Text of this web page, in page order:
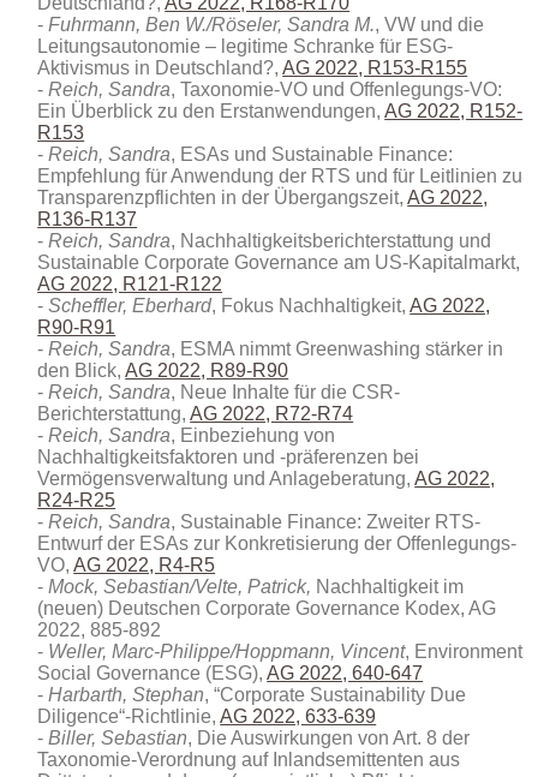
Fuhrmann, Ben W./Röseler, Sandra M., VW und die
Leitungsautonomie – legitime Schranke für ESG-
Aktivismus in Deutschland?,AG 2022, R153-R155
Reich, Sandra, Taxonomie-VO und Offenlegungs-VO:
Ein Überblick zu den Erstanwendungen,AG 2022, R152-
R153
Reich, Sandra, ESAs und Sustainable Finance:
Empfehlung für Anwendung der RTS und für Leitlinien zu
Transparenzpflichten in der Übergangszeit,AG 2022,
R136-R137
Reich, Sandra, Nachhaltigkeitsberichterstattung und
Sustainable Corporate Governance am US-Kapitalmarkt,
AG 2022, R121-R122
Scheffler, Eberhard, Fokus Nachhaltigkeit,AG 2022,
R90-R91
Reich, Sandra, ESMA nimmt Greenwashing stärker in
den Blick,AG 2022, R89-R90
Reich, Sandra, Neue Inhalte für die CSR-
Berichterstattung,AG 2022, R72-R74
Reich, Sandra, Einbeziehung von
Nachhaltigkeitsfaktoren und -präferenzen bei
Vermögensverwaltung und Anlageberatung,AG 2022,
R24-R25
Reich, Sandra, Sustainable Finance: Zweiter RTS-
Entwurf der ESAs zur Konkretisierung der Offenlegungs-
VO,AG 2022, R4-R5
Mock, Sebastian/Velte, Patrick, Nachhaltigkeit im
(neuen) Deutschen Corporate Governance Kodex, AG
2022, 885-892
Weller, Marc-Philippe/Hoppmann, Vincent, Environment
Social Governance (ESG),AG 2022, 640-647
Harbarth, Stephan, “Corporate Sustainability Due
Diligence“-Richtlinie,AG 2022, 633-639
Biller, Sebastian, Die Auswirkungen von Art. 8 der
Taxonomie-Verordnung auf Inlandsemittenten aus